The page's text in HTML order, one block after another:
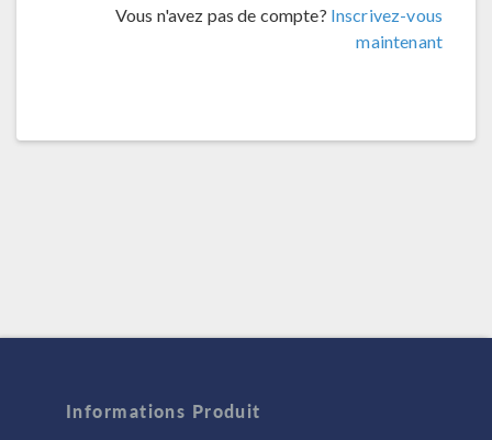
Vous n'avez pas de compte? Inscrivez-vous
maintenant
Informations Produit